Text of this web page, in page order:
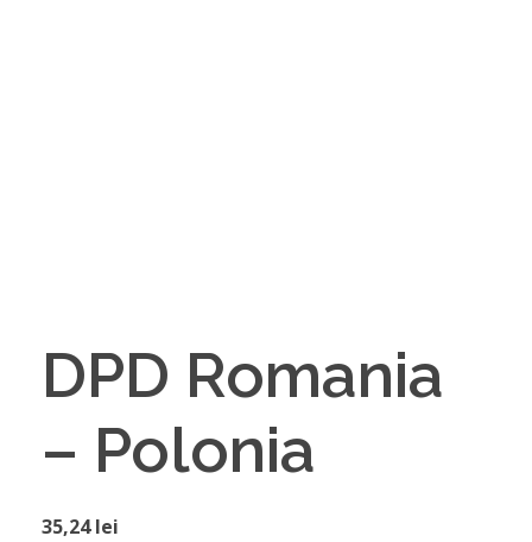
DPD Romania
– Polonia
35,24lei